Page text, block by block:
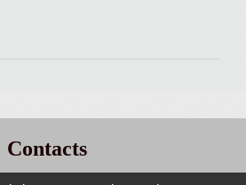
Contacts